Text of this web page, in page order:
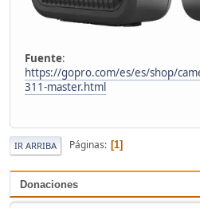
Donaciones
Fuente:
https://gopro.com/es/es/shop/
311-master.html
IR ARRIBA Páginas 1